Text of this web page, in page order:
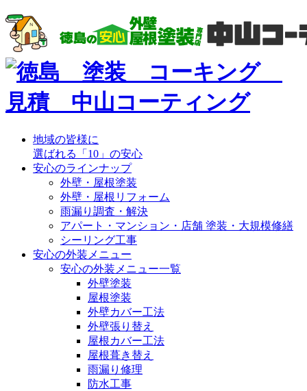
地域の皆様に
選ばれる「10」の安心
安心のラインナップ
外壁・屋根塗装
外壁・屋根リフォーム
雨漏り調査・解決
アパート・マンション・店舗 塗装・大規模修繕
シーリング工事
安心の外装メニュー
安心の外装メニュー一覧
外壁塗装
屋根塗装
外壁カバー工法
外壁張り替え
屋根カバー工法
屋根葺き替え
雨漏り修理
防水工事